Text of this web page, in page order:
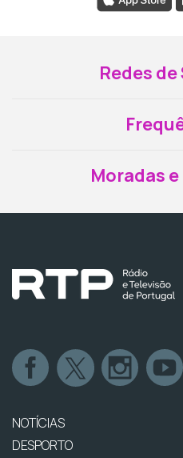
Redes
Moradas
NOTÍCIAS
DESPORTO